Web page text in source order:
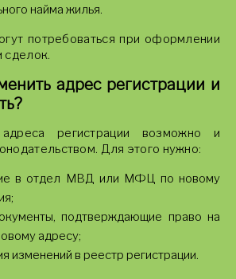
найма жилья.
потребоваться при оформлении
сделок.
адрес регистрации и
регистрации возможно и
Для этого нужно:
в отдел МВД или МФЦ по новому
подтверждающие право на
адресу;
изменений в реестр регистрации.